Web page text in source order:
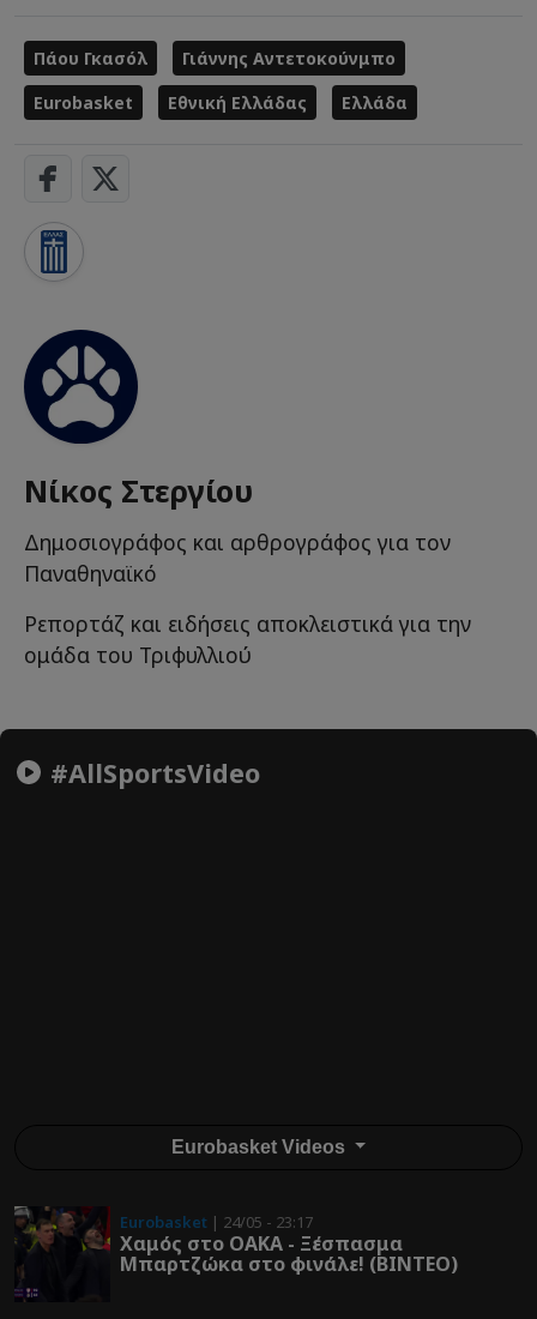
Πάου Γκασόλ
Γιάννης Αντετοκούνμπο
Eurobasket
Εθνική Ελλάδας Ελλάδα
Νίκος Στεργίου
Δημοσιογράφος και αρθρογράφος για τον
Παναθηναϊκό
Ρεπορτάζ και ειδήσεις αποκλειστικά για την
ομάδα του Τριφυλλιού
#AllSportsVideo
Eurobasket Videos
Eurobasket | 24/05 - 23:17
Χαμός στο ΟΑΚΑ - Ξέσπασμα
Μπαρτζώκα στο φινάλε! (ΒΙΝΤΕΟ)